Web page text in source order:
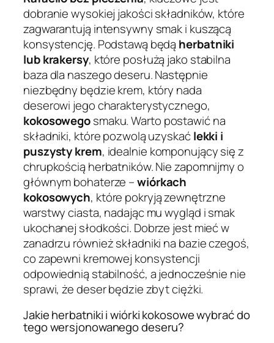
dobranie wysokiej jakości składników, które
zagwarantują intensywny smak i kuszącą
konsystencję. Podstawą będą herbatniki
lub krakersy, które posłużą jako stabilna
baza dla naszego deseru. Następnie
niezbędny będzie krem, który nada
deserowi jego charakterystycznego,
kokosowegosmaku. Warto postawić na
składniki, które pozwolą uzyskaćlekki i
puszysty krem, idealnie komponujący się z
chrupkością herbatników. Nie zapomnijmy o
głównym bohaterze –wiórkach
kokosowych, które pokryją zewnętrzne
warstwy ciasta, nadając mu wygląd i smak
ukochanej słodkości. Dobrze jest mieć w
zanadrzu również składniki na bazie czegoś,
co zapewni kremowej konsystencji
odpowiednią stabilność, a jednocześnie nie
sprawi, że deser będzie zbyt ciężki.
Jakie herbatniki i wiórki kokosowe wybrać do
tego wersjonowanego deseru?